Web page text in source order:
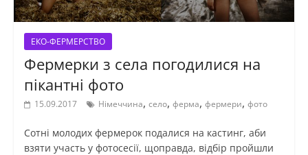
ЕКО-ФЕРМЕРСТВО
Фермерки з села погодилися на
пікантні фото
15.09.2017 Німеччина, село, ферма, фермери, фото
Сотні молодих фермерок подалися на кастинг, аби
взяти участь у фотосесії, щоправда, відбір пройшли